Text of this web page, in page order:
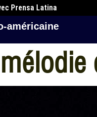
Prensa Latina
américaine